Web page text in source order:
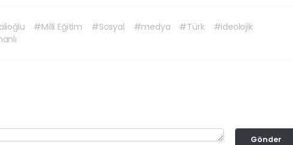
#Milli Eğitim #Sosyal #medya #Türk
#ideolojik
Gönder